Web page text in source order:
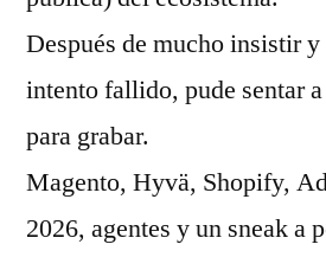
Después de mucho insistir
intento fallido, pude sentar a ⁠
para grabar.
Magento, Hyvä, Shopify,
2026, agentes y un sneak a